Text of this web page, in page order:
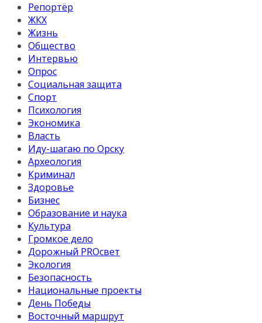
Репортёр
ЖКХ
Жизнь
Общество
Интервью
Опрос
Социальная защита
Спорт
Психология
Экономика
Власть
Иду-шагаю по Орску
Археология
Криминал
Здоровье
Бизнес
Образование и наука
Культура
Громкое дело
Дорожный PROсвет
Экология
Безопасность
Национальные проекты
День Победы
Восточный маршрут